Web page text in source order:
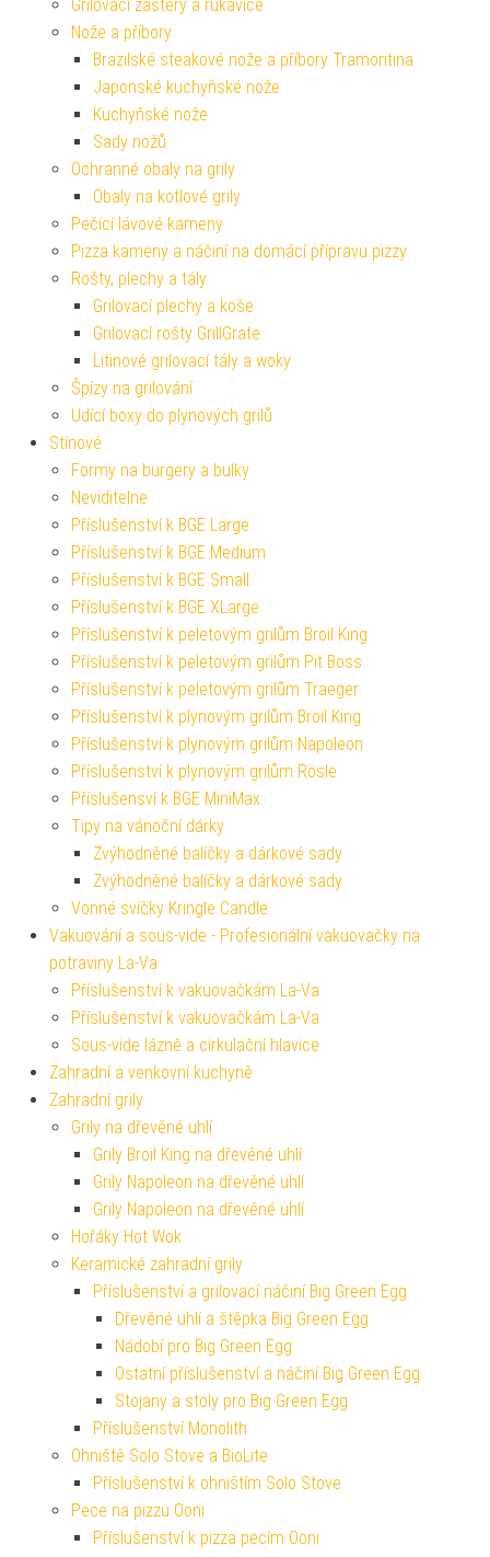
Grilovací zástěry a rukavice
Nože a příbory
Brazilské steakové nože a příbory Tramontina
Japonské kuchyňské nože
Kuchyňské nože
Sady nožů
Ochranné obaly na grily
Obaly na kotlové grily
Pečící lávové kameny
Pizza kameny a náčiní na domácí přípravu pizzy
Rošty, plechy a tály
Grilovací plechy a koše
Grilovací rošty GrillGrate
Litinové grilovací tály a woky
Špízy na grilování
Udící boxy do plynových grilů
Stínové
Formy na burgery a bulky
Neviditelne
Příslušenství k BGE Large
Příslušenství k BGE Medium
Příslušenství k BGE Small
Příslušenství k BGE XLarge
Příslušenství k peletovým grilům Broil King
Příslušenství k peletovým grilům Pit Boss
Příslušenství k peletovým grilům Traeger
Příslušenství k plynovým grilům Broil King
Příslušenství k plynovým grilům Napoleon
Příslušenství k plynovým grilům Rösle
Příslušensví k BGE MiniMax
Tipy na vánoční dárky
Zvýhodněné balíčky a dárkové sady
Zvýhodněné balíčky a dárkové sady
Vonné svíčky Kringle Candle
Vakuování a sous-vide - Profesionální vakuovačky na
potraviny La-Va
Příslušenství k vakuovačkám La-Va
Příslušenství k vakuovačkám La-Va
Sous-vide lázně a cirkulační hlavice
Zahradní a venkovní kuchyně
Zahradní grily
Grily na dřevěné uhlí
Grily Broil King na dřevěné uhlí
Grily Napoleon na dřevěné uhlí
Grily Napoleon na dřevěné uhlí
Hořáky Hot Wok
Keramické zahradní grily
Příslušenství a grilovací náčiní Big Green Egg
Dřevěné uhlí a štěpka Big Green Egg
Nádobí pro Big Green Egg
Ostatní příslušenství a náčiní Big Green Egg
Stojany a stoly pro Big Green Egg
Příslušenství Monolith
Ohniště Solo Stove a BioLite
Příslušenství k ohništím Solo Stove
Pece na pizzu Ooni
Příslušenství k pizza pecím Ooni